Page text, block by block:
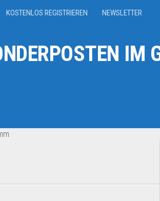
KOSTENLOS REGISTRIEREN NEWSLETTER
IM